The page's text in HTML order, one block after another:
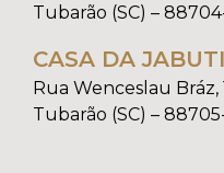
Tubarão (SC) –
CASA DA
Rua Wenceslau Bráz,
Tubarão (SC) –